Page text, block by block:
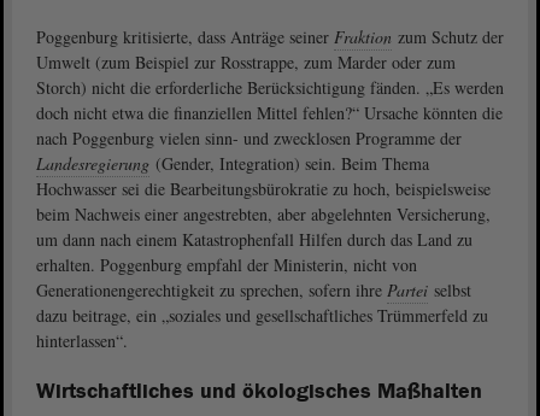
Poggenburg kritisierte, dass Anträge seiner Fraktion zum Schutz der
Umwelt (zum Beispiel zur Rosstrappe, zum Marder oder zum
Storch) nicht die erforderliche Berücksichtigung fänden. „Es werden
doch nicht etwa die finanziellen Mittel fehlen?“ Ursache könnten die
nach Poggenburg vielen sinn- und zwecklosen Programme der
Landesregierung (Gender, Integration) sein. Beim Thema
Hochwasser sei die Bearbeitungsbürokratie zu hoch, beispielsweise
beim Nachweis einer angestrebten, aber abgelehnten Versicherung,
um dann nach einem Katastrophenfall Hilfen durch das Land zu
erhalten. Poggenburg empfahl der Ministerin, nicht von
Generationengerechtigkeit zu sprechen, sofern ihre Partei selbst
dazu beitrage, ein „soziales und gesellschaftliches Trümmerfeld zu
hinterlassen“.
Wirtschaftliches und ökologisches Maßhalten